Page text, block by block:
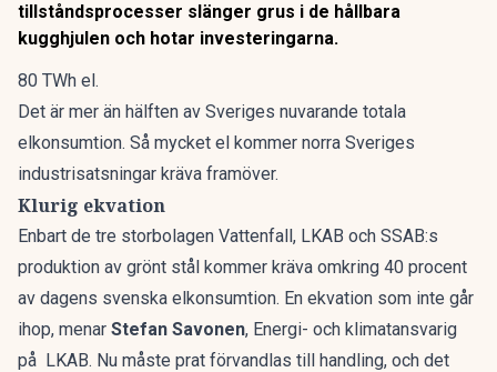
tillståndsprocesser slänger grus i de hållbara
kugghjulen och hotar investeringarna.
80 TWh el.
Det är mer än hälften av Sveriges nuvarande totala
elkonsumtion. Så mycket el kommer norra Sveriges
industrisatsningar kräva framöver.
Klurig ekvation
Enbart de tre storbolagen Vattenfall, LKAB och SSAB:s
produktion av grönt stål kommer kräva omkring 40 procent
av dagens svenska elkonsumtion. En ekvation som inte går
ihop, menar Stefan Savonen, Energi- och klimatansvarig
på LKAB. Nu måste prat förvandlas till handling, och det